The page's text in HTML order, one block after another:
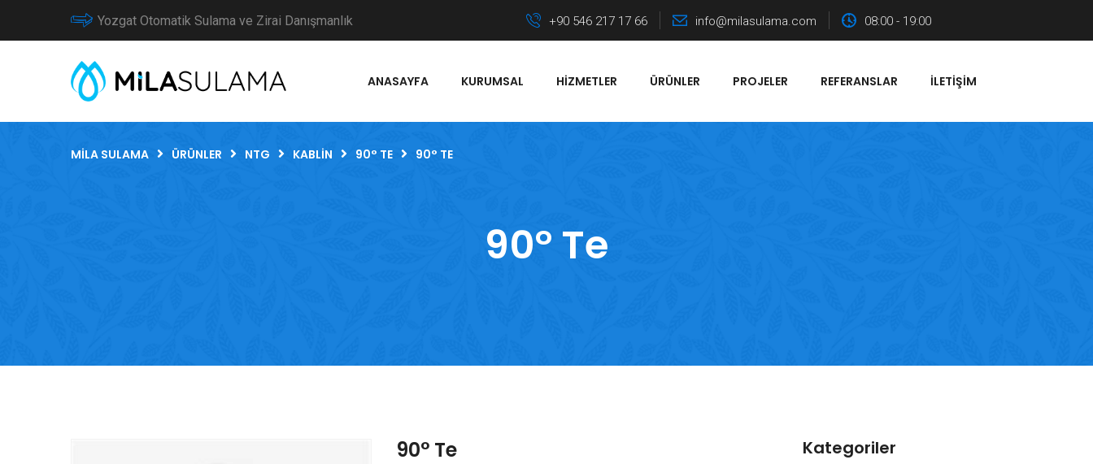
Yozgat Otomatik Sulama ve Zirai Danışmanlık +90 546 217 17 66 info@milasulama.com 08:00 - 19:00
ANASAYFA KURUMSAL HIZMETLER ÜRÜNLER PROJELER REFERANSLAR İLETIŞIM
MILA SULAMA ÜRÜNLER NTG KABLIN 90° TE 90° TE
90° Te
90° Te Kategoriler